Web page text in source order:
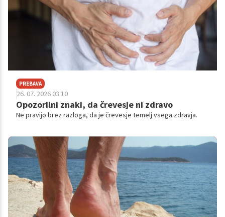
PREBAVA
26. 07. 2026 03.10
Opozorilni znaki, da črevesje ni zdravo
Ne pravijo brez razloga, da je črevesje temelj vsega zdravja.